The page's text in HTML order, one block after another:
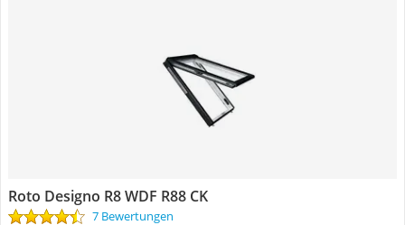
Roto Designo R8 WDF R88 CK
7 Bewertungen